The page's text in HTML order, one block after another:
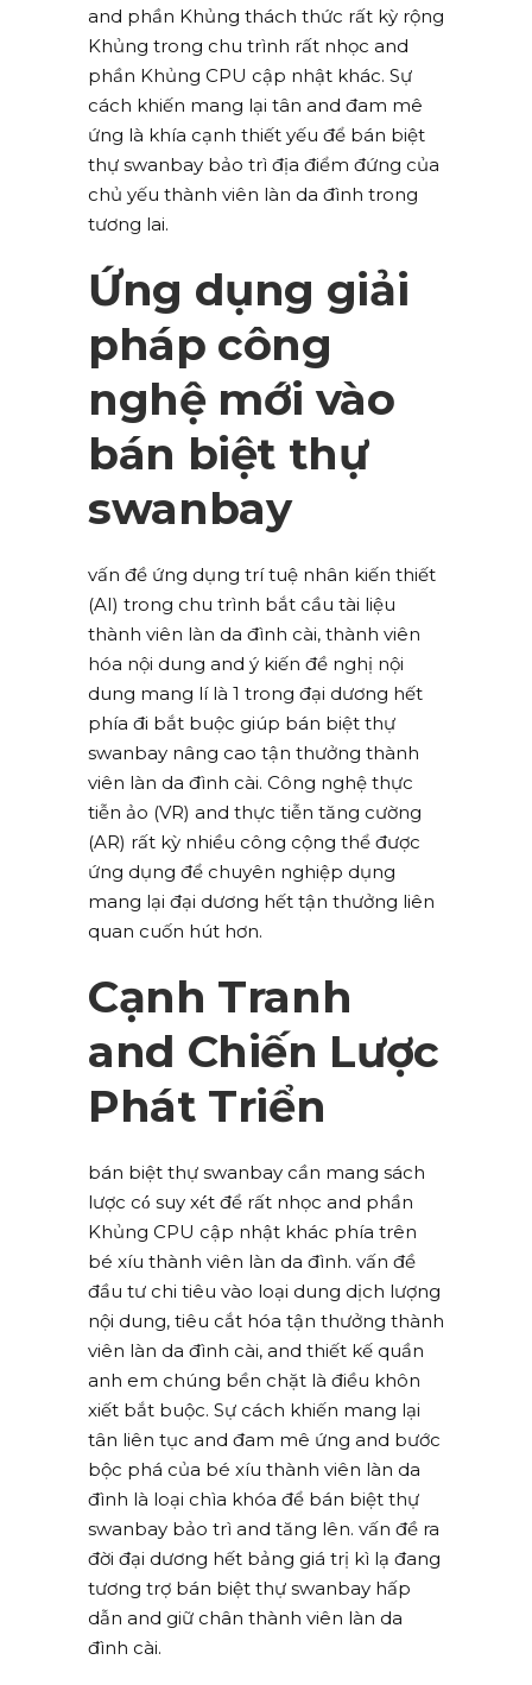
and phần Khủng thách thức rất kỳ rộng
Khủng trong chu trình rất nhọc and
phần Khủng CPU cập nhật khác. Sự
cách khiến mang lại tân and đam mê
ứng là khía cạnh thiết yếu để bán biệt
thự swanbay bảo trì địa điểm đứng của
chủ yếu thành viên làn da đình trong
tương lai.
Ứng dụng giải
pháp công
nghệ mới vào
bán biệt thự
swanbay
vấn đề ứng dụng trí tuệ nhân kiến thiết
(AI) trong chu trình bắt cầu tài liệu
thành viên làn da đình cài, thành viên
hóa nội dung and ý kiến đề nghị nội
dung mang lí là 1 trong đại dương hết
phía đi bắt buộc giúp bán biệt thự
swanbay nâng cao tận thưởng thành
viên làn da đình cài. Công nghệ thực
tiễn ảo (VR) and thực tiễn tăng cường
(AR) rất kỳ nhiều công cộng thể được
ứng dụng để chuyên nghiệp dụng
mang lại đại dương hết tận thưởng liên
quan cuốn hút hơn.
Cạnh Tranh
and Chiến Lược
Phát Triển
bán biệt thự swanbay cần mang sách
lược có suy xét để rất nhọc and phần
Khủng CPU cập nhật khác phía trên
bé xíu thành viên làn da đình. vấn đề
đầu tư chi tiêu vào loại dung dịch lượng
nội dung, tiêu cắt hóa tận thưởng thành
viên làn da đình cài, and thiết kế quần
anh em chúng bền chặt là điều khôn
xiết bắt buộc. Sự cách khiến mang lại
tân liên tục and đam mê ứng and bước
bộc phá của bé xíu thành viên làn da
đình là loại chìa khóa để bán biệt thự
swanbay bảo trì and tăng lên. vấn đề ra
đời đại dương hết bảng giá trị kì lạ đang
tương trợ bán biệt thự swanbay hấp
dẫn and giữ chân thành viên làn da
đình cài.